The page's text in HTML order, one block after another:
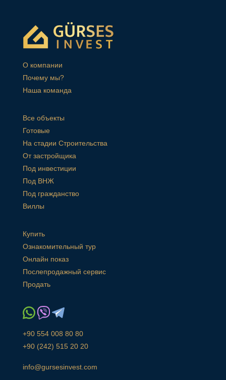
О компании
Почему мы?
Наша команда
Все объекты
Готовые
На стадии Строительства
От застройщика
Под инвестиции
Под ВНЖ
Под гражданство
Виллы
Купить
Ознакомительный тур
Онлайн показ
Послепродажный сервис
Продать
+90 554 008 80 80
+90 (242) 515 20 20
info@gursesinvest.com